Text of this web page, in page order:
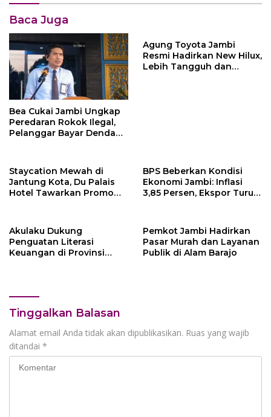
Baca Juga
Bea Cukai Jambi Ungkap
Peredaran Rokok Ilegal,
Pelanggar Bayar Denda
Remedium
Agung Toyota Jambi
Resmi Hadirkan New Hilux,
Lebih Tangguh dan
Staycation Mewah di
Jantung Kota, Du Palais
Hotel Tawarkan Promo
BPS Beberkan Kondisi
Ekonomi Jambi: Inflasi
3,85 Persen, Ekspor Turun
Akulaku Dukung
Penguatan Literasi
Keuangan di Provinsi
Pemkot Jambi Hadirkan
Pasar Murah dan Layanan
Publik di Alam Barajo
Tinggalkan Balasan
Alamat email Anda tidak akan dipublikasikan. Ruas yang wajib
ditandai *